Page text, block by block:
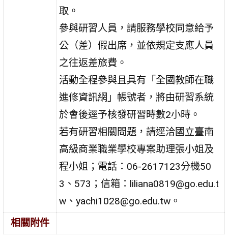
取。
參與研習人員，請服務學校同意給予
公（差）假出席，並依規定支應人員
之往返差旅費。
活動全程參與且具有「全國教師在職
進修資訊網」帳號者，將由研習系統
於會後逕予核發研習時數2小時。
若有研習相關問題，請逕洽國立臺南
高級商業職業學校專案助理張小姐及
程小姐；電話：06-2617123分機50
3、573；信箱：liliana0819@go.edu.t
w、yachi1028@go.edu.tw。
相關附件